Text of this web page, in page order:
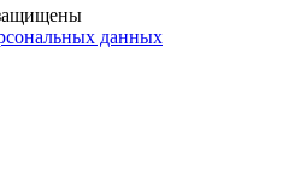
данных